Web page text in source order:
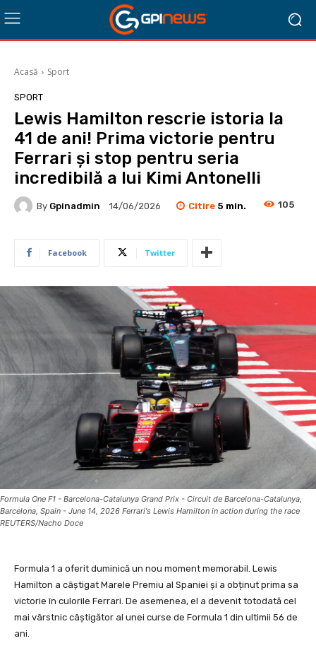
Acasă Sport
SPORT
Lewis Hamilton rescrie istoria la
41 de ani! Prima victorie pentru
Ferrari și stop pentru seria
incredibilă a lui Kimi Antonelli
By Gpinadmin 14/06/2026 Citire 5 min. 105
Facebook Twitter
Formula One F1 - Barcelona-Catalunya Grand Prix - Circuit de Barcelona-Catalunya,
Barcelona, Spain - June 14, 2026 Ferrari's Lewis Hamilton in action during the race
REUTERS/Nacho Doce
Formula 1 a oferit duminică un nou moment memorabil. Lewis
Hamilton a câștigat Marele Premiu al Spaniei și a obținut prima sa
victorie în culorile Ferrari. De asemenea, el a devenit totodată cel
mai vârstnic câștigător al unei curse de Formula 1 din ultimii 56 de
ani.